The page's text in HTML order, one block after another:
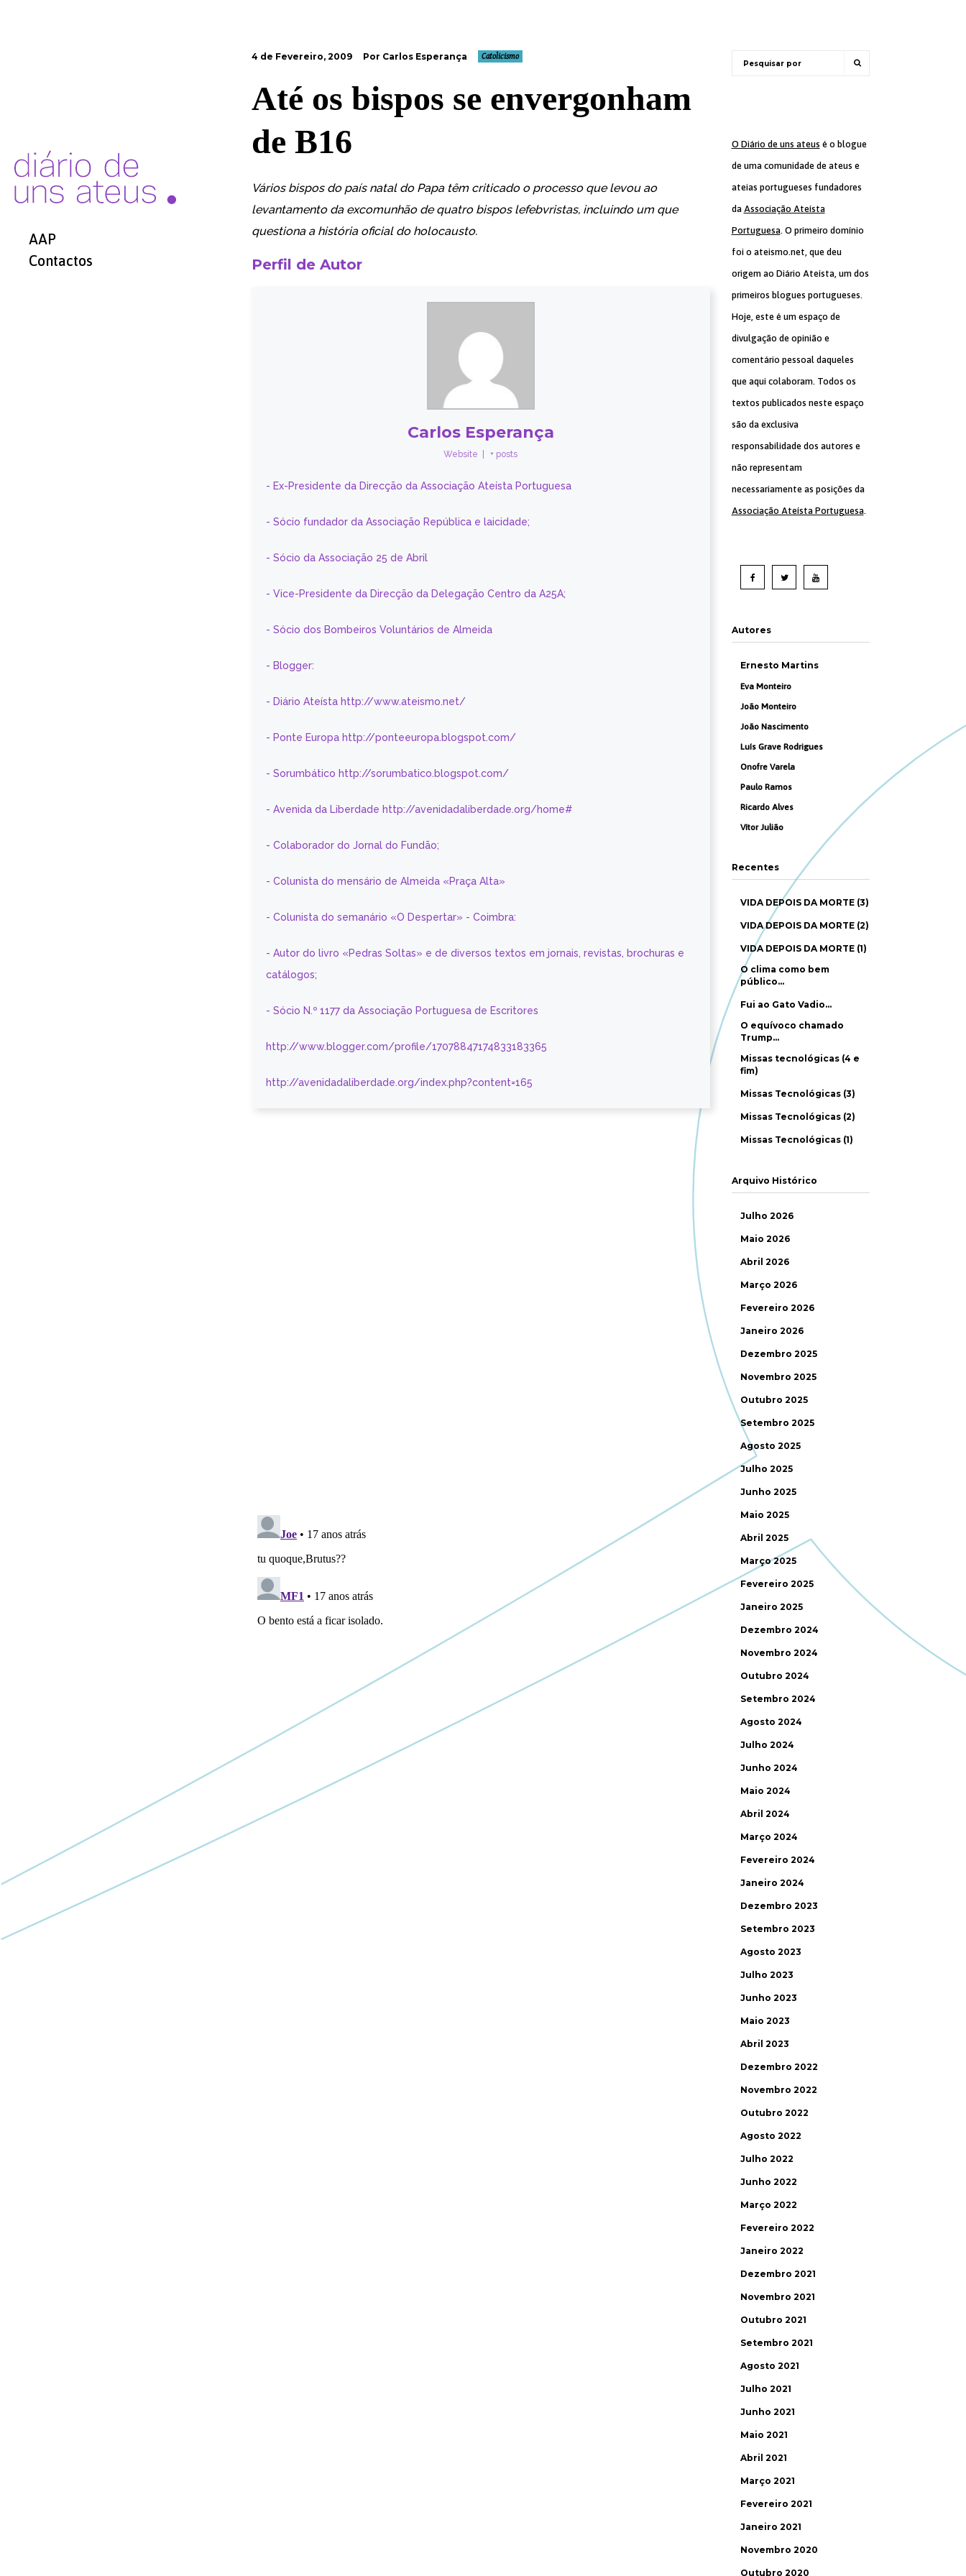
AAP
Contactos
4 de Fevereiro, 2009 Por Carlos Esperança Catolicismo
Até os bispos se envergonham
de B16
Vários bispos do país natal do Papa têm criticado o processo que levou ao
levantamento da excomunhão de quatro bispos lefebvristas, incluindo um que
questiona a história oficial do holocausto.
Perfil de Autor
Carlos Esperança
Website + posts
- Ex-Presidente da Direcção da Associação Ateísta Portuguesa
- Sócio fundador da Associação República e laicidade;
- Sócio da Associação 25 de Abril
- Vice-Presidente da Direcção da Delegação Centro da A25A;
- Sócio dos Bombeiros Voluntários de Almeida
- Blogger:
- Diário Ateísta http://www.ateismo.net/
- Ponte Europa http://ponteeuropa.blogspot.com/
- Sorumbático http://sorumbatico.blogspot.com/
- Avenida da Liberdade http://avenidadaliberdade.org/home#
- Colaborador do Jornal do Fundão;
- Colunista do mensário de Almeida «Praça Alta»
- Colunista do semanário «O Despertar» - Coimbra:
- Autor do livro «Pedras Soltas» e de diversos textos em jornais, revistas, brochuras e
catálogos;
- Sócio N.º 1177 da Associação Portuguesa de Escritores
http://www.blogger.com/profile/17078847174833183365
http://avenidadaliberdade.org/index.php?content=165
O Diário de uns ateus é o blogue
de uma comunidade de ateus e
ateias portugueses fundadores
da Associação Ateísta
Portuguesa. O primeiro domínio
foi o ateismo.net, que deu
origem ao Diário Ateísta, um dos
primeiros blogues portugueses.
Hoje, este é um espaço de
divulgação de opinião e
comentário pessoal daqueles
que aqui colaboram. Todos os
textos publicados neste espaço
são da exclusiva
responsabilidade dos autores e
não representam
necessariamente as posições da
Associação Ateísta Portuguesa.
Autores
Ernesto Martins
Eva Monteiro
João Monteiro
João Nascimento
Luís Grave Rodrigues
Onofre Varela
Paulo Ramos
Ricardo Alves
Vítor Julião
Recentes
VIDA DEPOIS DA MORTE (3)
VIDA DEPOIS DA MORTE (2)
VIDA DEPOIS DA MORTE (1)
O clima como bem
público…
Fui ao Gato Vadio…
O equívoco chamado
Trump…
Missas tecnológicas (4 e
fim)
Missas Tecnológicas (3)
Missas Tecnológicas (2)
Missas Tecnológicas (1)
Arquivo Histórico
Julho 2026
Maio 2026
Abril 2026
Março 2026
Fevereiro 2026
Janeiro 2026
Dezembro 2025
Novembro 2025
Outubro 2025
Setembro 2025
Agosto 2025
Julho 2025
Junho 2025
Maio 2025
Abril 2025
Março 2025
Fevereiro 2025
Janeiro 2025
Dezembro 2024
Novembro 2024
Outubro 2024
Setembro 2024
Agosto 2024
Julho 2024
Junho 2024
Maio 2024
Abril 2024
Março 2024
Fevereiro 2024
Janeiro 2024
Dezembro 2023
Setembro 2023
Agosto 2023
Julho 2023
Junho 2023
Maio 2023
Abril 2023
Dezembro 2022
Novembro 2022
Outubro 2022
Agosto 2022
Julho 2022
Junho 2022
Março 2022
Fevereiro 2022
Janeiro 2022
Dezembro 2021
Novembro 2021
Outubro 2021
Setembro 2021
Agosto 2021
Julho 2021
Junho 2021
Maio 2021
Abril 2021
Março 2021
Fevereiro 2021
Janeiro 2021
Novembro 2020
Outubro 2020